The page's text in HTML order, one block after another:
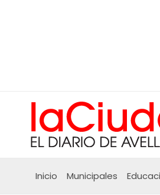
Inicio Municipales